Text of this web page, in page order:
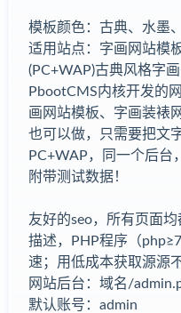
有疑问？请点击复制链接
模板颜色：古典、水墨
适用站点：字画网站模
(PC+WAP)古典风格字
PbootCMS内核开发的
画网站模板、字画装裱
也可以做，只需要把文
PC+WAP，同一个后台
附带测试数据！
友好的seo，所有页面
描述，PHP程序（
速；用低成本获取源源
网站后台：域名/
默认账号：admin